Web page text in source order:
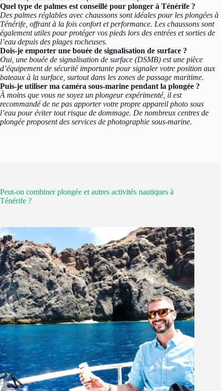
Quel type de palmes est conseillé pour plonger à Ténérife ?
Des palmes réglables avec chaussons sont idéales pour les plongées à
Ténérife, offrant à la fois confort et performance. Les chaussons sont
également utiles pour protéger vos pieds lors des entrées et sorties de
l’eau depuis des plages rocheuses.
Dois-je emporter une bouée de signalisation de surface ?
Oui, une bouée de signalisation de surface (DSMB) est une pièce
d’équipement de sécurité importante pour signaler votre position aux
bateaux à la surface, surtout dans les zones de passage maritime.
Puis-je utiliser ma caméra sous-marine pendant la plongée ?
À moins que vous ne soyez un plongeur expérimenté, il est
recommandé de ne pas apporter votre propre appareil photo sous
l’eau pour éviter tout risque de dommage. De nombreux centres de
plongée proposent des services de photographie sous-marine.
Peut-on combiner plongée et autres activités nautiques à
Ténérife ?